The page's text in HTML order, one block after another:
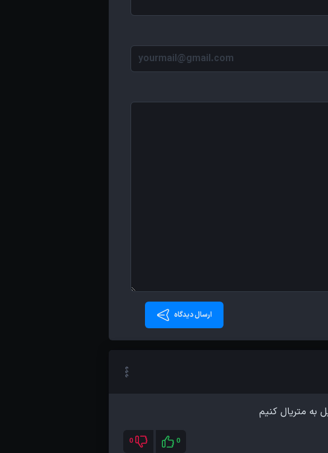
ارسال دیدگاه
متریال کنیم
0
0